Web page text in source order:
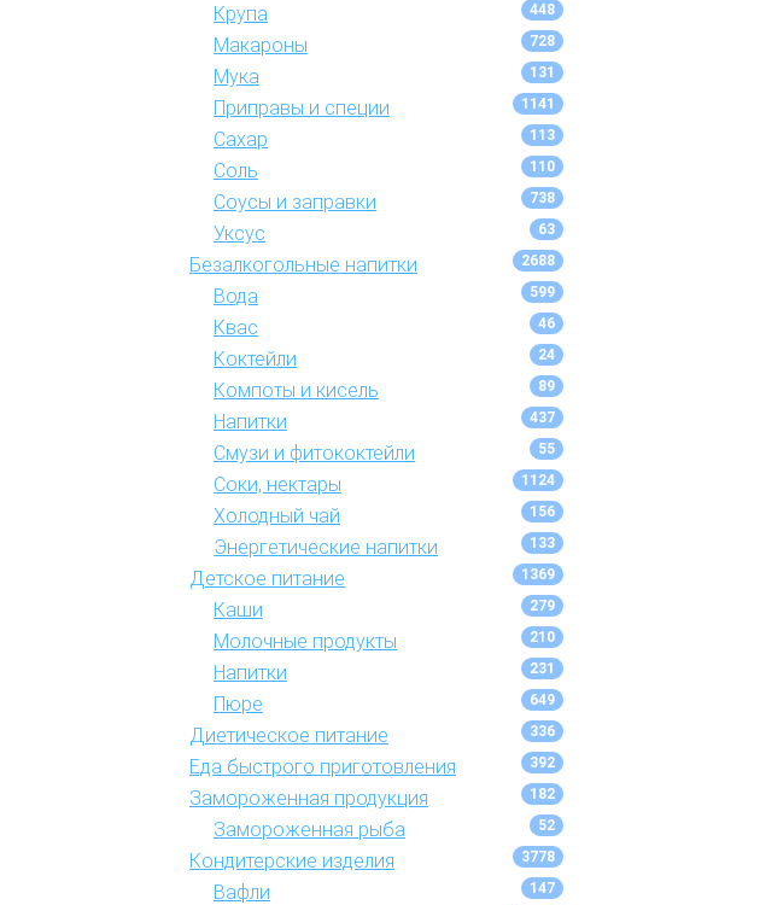
Крупа 448
Макароны 728
Мука 131
Приправы и специи 1141
Сахар 113
Соль 110
Соусы и заправки 738
Уксус 63
Безалкогольные напитки 2688
Вода 599
Квас 46
Коктейли 24
Компоты и кисель 89
Напитки 437
Смузи и фитококтейли 55
Соки, нектары 1124
Холодный чай 156
Энергетические напитки 133
Детское питание 1369
Каши 279
Молочные продукты 210
Напитки 231
Пюре 649
Диетическое питание 336
Еда быстрого приготовления 392
Замороженная продукция 182
Замороженная рыба 52
Кондитерские изделия 3778
Вафли 147